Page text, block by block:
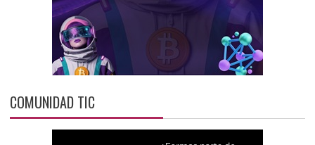
COMUNIDAD TIC